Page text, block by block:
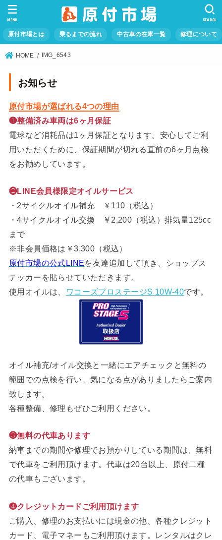
原付市場とは 乗るまでの流れ 中古車の在庫一覧 修理について
SEARCH
MENU
HOME IMG_6543
お知らせ
原付市場が選ばれる4つの理由
❶整備済み車両は6ヶ月保証
電球など消耗品は1ヶ月保証となります。安心してご利
用いただくために、保証期間が切れる直前の6ヶ月点検
をお勧めしています。
❷LINE会員様限定オイルサービス
・2サイクルオイル補充 ￥110（税込）
・4サイクルオイル交換 ￥2,200（税込）排気量125cc
まで
※非会員価格は￥3,300（税込）
原付市場の公式LINEを友達追加して頂き、ショップス
テッカーを貼らせていただきます。
使用オイルは、
ワコーズプロステージS 10W-40です。
オイル補充/オイル交換と一緒にエアチェックと無料の
範囲での点検を行い、気になる点がありましたらご案内
致します。
各種整備、修理もぜひご利用ください。
❸無料の代車あります
納車までの期間や修理でお預かりしている期間は、無料
で代車をご利用頂けます。代車は20台以上、原付二種
の代車もございます。
❹クレジットカードご利用頂けます
ご購入、修理のお支払いには現金の他、各種クレジット
カード、電子マネーもご利用頂けます。レンタルはクレ